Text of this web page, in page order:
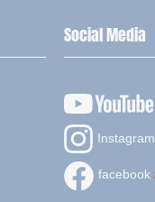
Social Media
Instagram
facebook